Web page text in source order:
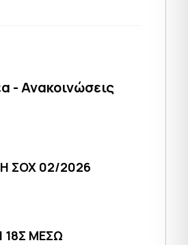
- Ανακοινώσεις
ΣΟΧ 02/2026
ΜΕΣΩ